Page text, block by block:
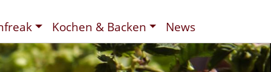
Kochen & Backen News